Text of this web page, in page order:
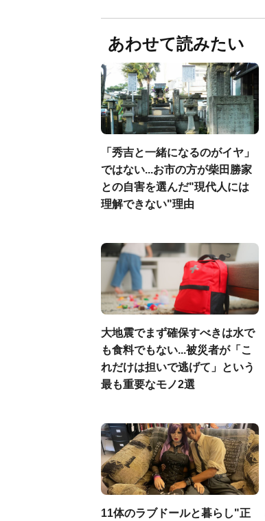
あわせて読みたい
「秀吉と一緒になるのがイヤ」
ではない...お市の方が柴田勝家
との自害を選んだ"現代人には
理解できない"理由
大地震でまず確保すべきは水で
も食料でもない...被災者が「こ
れだけは担いで逃げて」という
最も重要なモノ2選
11体のラブドールと暮らし"正